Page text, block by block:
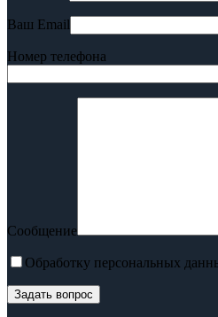
Ваш Email
Номер телефона
Сообщение
Обработку персональных